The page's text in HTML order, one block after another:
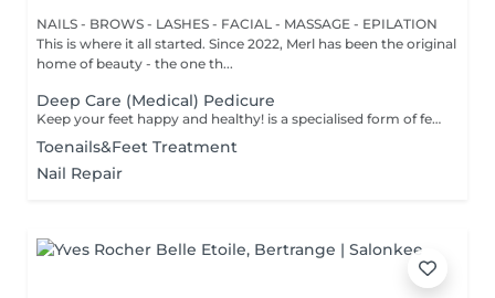
NAILS - BROWS - LASHES - FACIAL - MASSAGE - EPILATION
This is where it all started. Since 2022, Merl has been the original
home of beauty - the one th...
Deep Care (Medical) Pedicure
Keep your feet happy and healthy! is a specialised form of feet treatment where a nail master eliminates such problems as calluses, cracks and deformed nails etc. How is pedicure medical done? - problem is identified - feet are disinfected and softened - calloused skin is removed - nail plate is treated - skin is treated - medical cream is applied Age restrictions: recommended to do from 16 years. Post procedure recommendations: professional home care is recommended after the procedure. Frequency: once in 3-4 weeks.
Toenails&Feet Treatment
Nail Repair